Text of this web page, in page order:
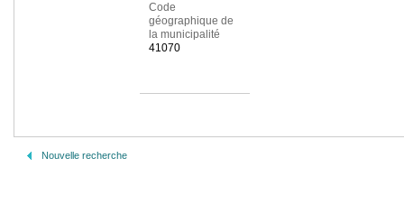
Code
géographique de
la municipalité
41070
Nouvelle recherche